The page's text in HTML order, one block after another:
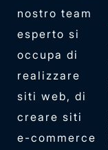
nostro team
esperto si
occupa di
realizzare
siti web, di
creare siti
e-commerce